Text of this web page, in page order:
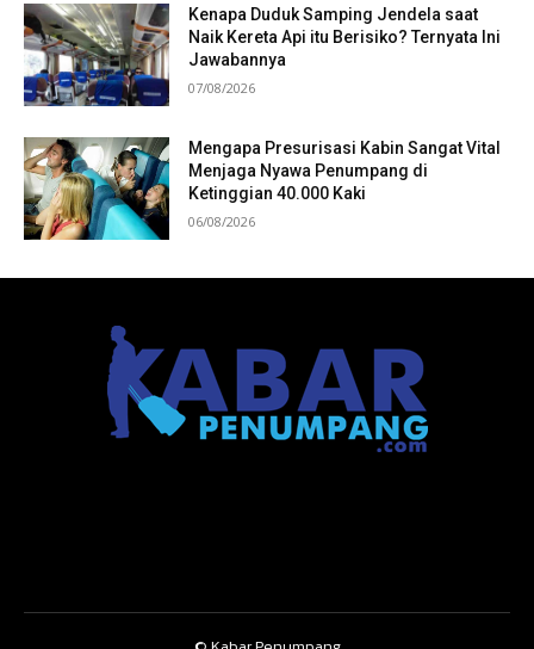
Kenapa Duduk Samping Jendela saat
Naik Kereta Api itu Berisiko? Ternyata Ini
Jawabannya
07/08/2026
Mengapa Presurisasi Kabin Sangat Vital
Menjaga Nyawa Penumpang di
Ketinggian 40.000 Kaki
06/08/2026